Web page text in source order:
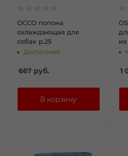
ОССО попона
охлаждающая для
собак р.25
Достаточно
667 руб. 1